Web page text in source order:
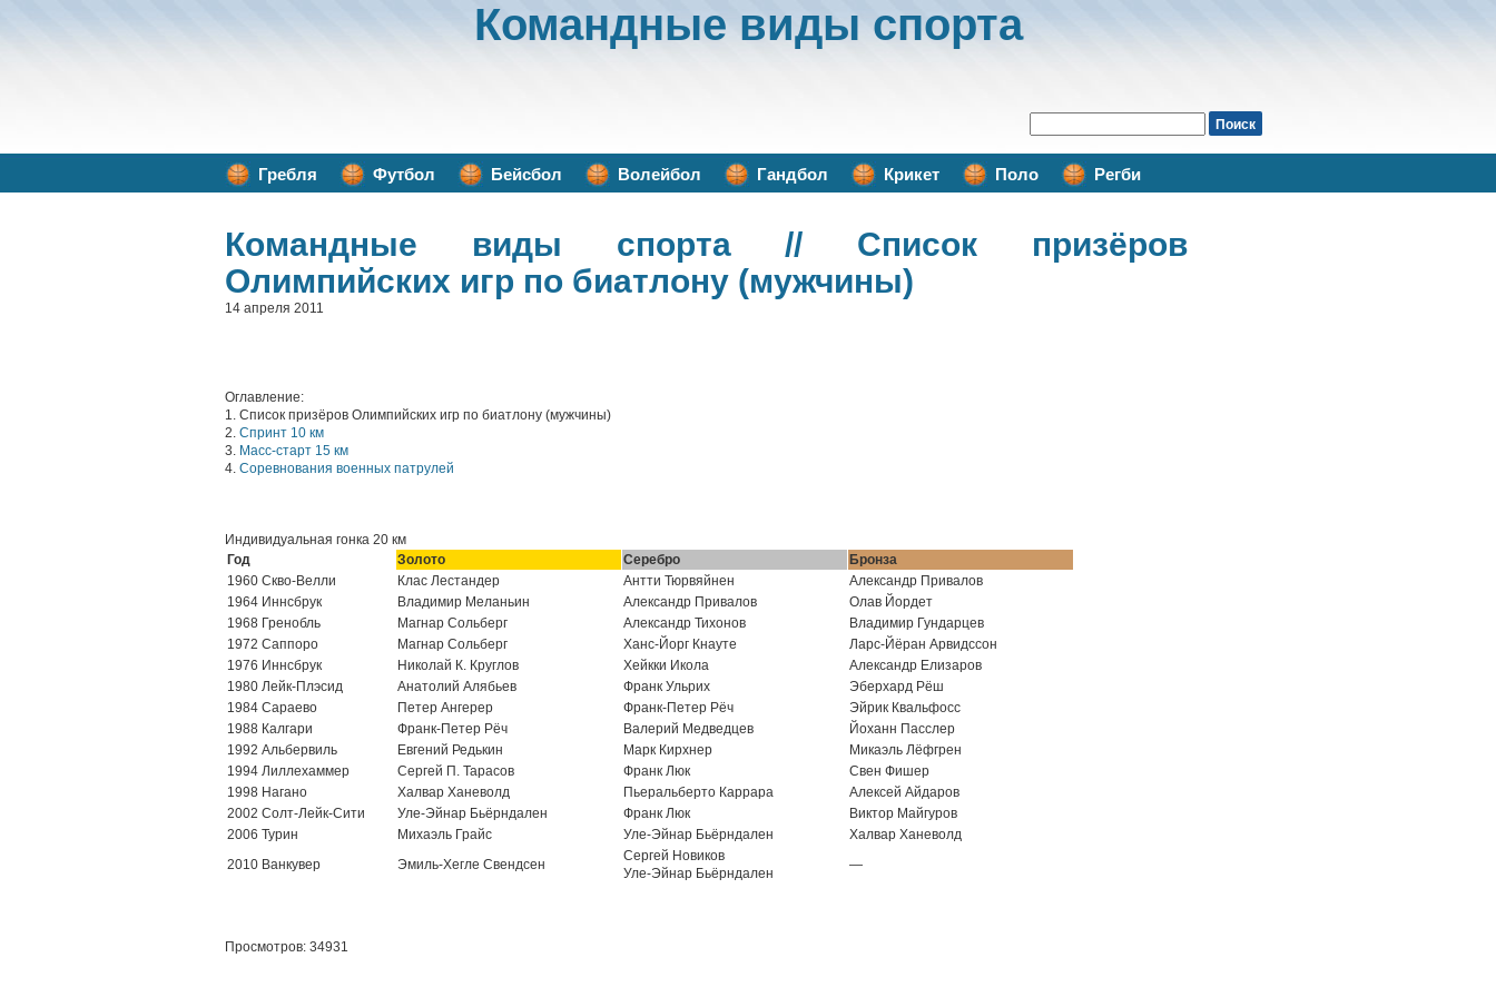
Командные виды спорта
Гребля Футбол Бейсбол Волейбол Гандбол Крикет Поло Регби
Командные виды спорта// Список призёров
Олимпийских игр по биатлону (мужчины)
14 апреля 2011
Оглавление:
1. Список призёров Олимпийских игр по биатлону (мужчины)
2. Спринт 10 км
3. Масс-старт 15 км
4. Соревнования военных патрулей
Индивидуальная гонка 20 км
Год
Золото Серебро
Бронза
1960 Скво-Велли
Клас Лестандер Антти Тюрвяйнен
Александр Привалов
1964 Иннсбрук
Владимир Меланьин Александр Привалов
Олав Йордет
1968 Гренобль
Магнар Сольберг Александр Тихонов
Владимир Гундарцев
1972 Саппоро
Магнар Сольберг Ханс-Йорг Кнауте
Ларс-Йёран Арвидссон
1976 Иннсбрук
Николай К. Круглов Хейкки Икола
Александр Елизаров
1980 Лейк-Плэсид
Анатолий Алябьев Франк Ульрих
Эберхард Рёш
1984 Сараево
Петер Ангерер Франк-Петер Рёч
Эйрик Квальфосс
1988 Калгари
Франк-Петер Рёч Валерий Медведцев
Йоханн Пасслер
1992 Альбервиль
Евгений Редькин Марк Кирхнер
Микаэль Лёфгрен
1994 Лиллехаммер
Сергей П. Тарасов Франк Люк
Свен Фишер
1998 Нагано
Халвар Ханеволд Пьеральберто Каррара
Алексей Айдаров
2002 Солт-Лейк-Сити
Уле-Эйнар Бьёрндален Франк Люк
Виктор Майгуров
2006 Турин
Михаэль Грайс Уле-Эйнар Бьёрндален
Халвар Ханеволд
2010 Ванкувер
Эмиль-Хегле Свендсен
Сергей Новиков
Уле-Эйнар Бьёрндален
—
Просмотров: 34931